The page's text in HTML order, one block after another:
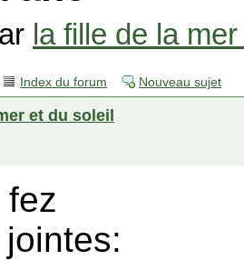
la fille de la
Index du forum Nouveau sujet
et du soleil
fez